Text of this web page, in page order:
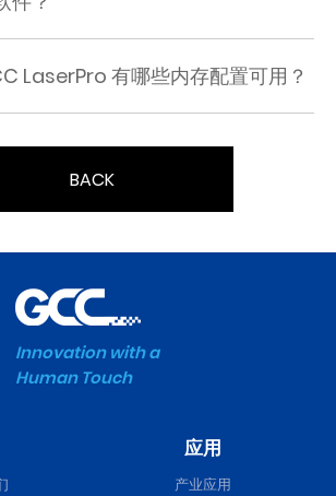
LaserPro 有哪些内存配置可用？
BACK
Innovation with a
Human Touch
应用
产业应用